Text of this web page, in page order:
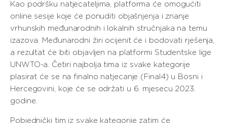
Kao podršku natjecateljima, platforma će omogućiti
online sesije koje će ponuditi objašnjenja i znanje
vrhunskih međunarodnih i lokalnih stručnjaka na temu
izazova. Međunarodni žiri ocijenit će i bodovati rješenja,
a rezultat će biti objavljen na platformi Studentske lige
UNWTO-a. Četiri najbolja tima iz svake kategorije
plasirat će se na finalno natjecanje (Final4) u Bosni i
Hercegovini, koje će se održati u 6. mjesecu 2023.
godine.
Pobjednički tim iz svake kategorije zatim će